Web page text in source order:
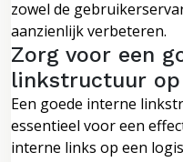
zowel de
aanzienlijk verbeteren.
Zorg voor een
linkstructuur
Een goede interne
essentieel voor een
interne links op een